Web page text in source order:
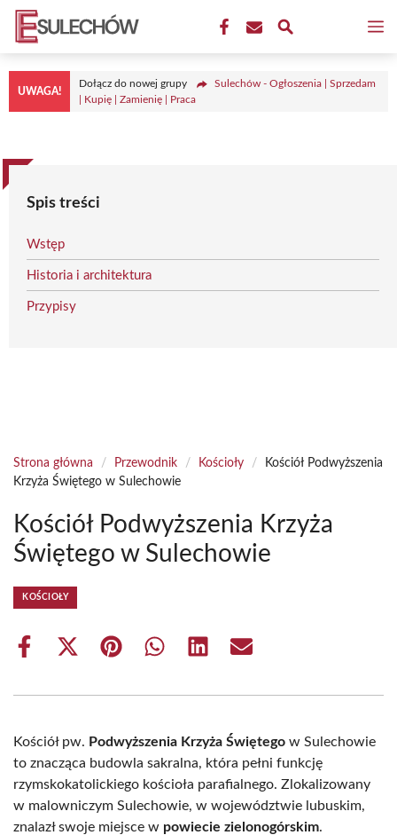
Przejdź
treści
UWAGA!
Dołącz do nowej grupy
Sulechów - Ogłoszenia | Sprzedam
| Kupię | Zamienię | Praca
Spis treści
Wstęp
Historia i architektura
Przypisy
Strona główna / Przewodnik / Kościoły /
Kościół Podwyższenia
Krzyża Świętego w Sulechowie
Kościół Podwyższenia Krzyża
Świętego w Sulechowie
KOŚCIOŁY
Share
Share
(Twitter)
Share Share Share Share
Kościół pw. Podwyższenia Krzyża Świętego w Sulechowie
to znacząca budowla sakralna, która pełni funkcję
rzymskokatolickiego kościoła parafialnego. Zlokalizowany
w malowniczym Sulechowie, w województwie lubuskim,
znalazł swoje miejsce w powiecie zielonogórskim.